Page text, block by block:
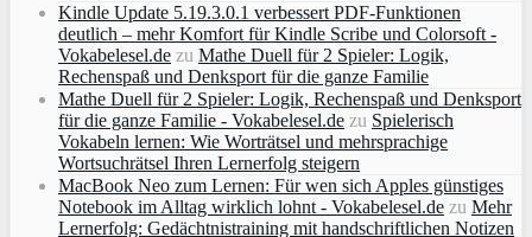
Kindle Update 5.19.3.0.1 verbessert PDF-Funktionen
deutlich – mehr Komfort für Kindle Scribe und Colorsoft -
Vokabelesel.de zu Mathe Duell für 2 Spieler: Logik,
Rechenspaß und Denksport für die ganze Familie
Mathe Duell für 2 Spieler: Logik, Rechenspaß und Denksport
für die ganze Familie - Vokabelesel.de zu Spielerisch
Vokabeln lernen: Wie Worträtsel und mehrsprachige
Wortsuchrätsel Ihren Lernerfolg steigern
MacBook Neo zum Lernen: Für wen sich Apples günstiges
Notebook im Alltag wirklich lohnt - Vokabelesel.de zu Mehr
Lernerfolg: Gedächtnistraining mit handschriftlichen Notizen